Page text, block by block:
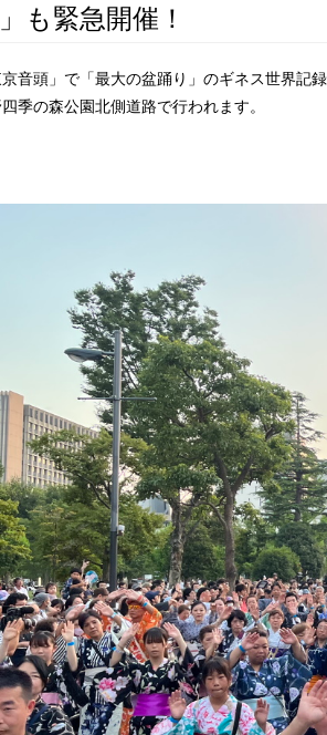
も緊急開催！
京音頭」で「最大の盆踊り」のギネス世界記
季の森公園北側道路で行われます。